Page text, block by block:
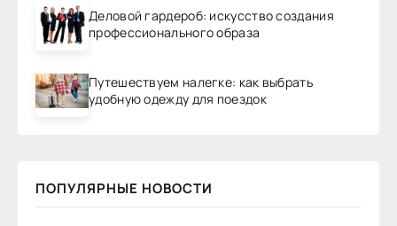
Деловой гардероб: искусство создания
профессионального образа
Путешествуем налегке: как выбрать
удобную одежду для поездок
ПОПУЛЯРНЫЕ НОВОСТИ